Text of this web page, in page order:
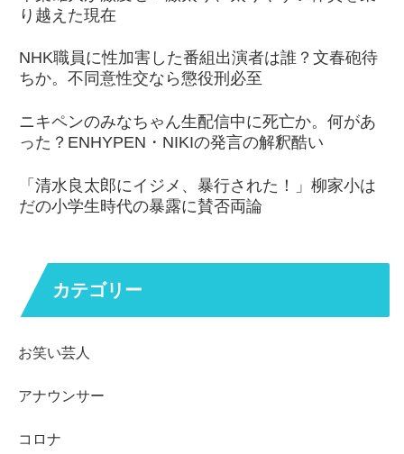
り越えた現在
NHK職員に性加害した番組出演者は誰？文春砲待
ちか。不同意性交なら懲役刑必至
ニキペンのみなちゃん生配信中に死亡か。何があ
った？ENHYPEN・NIKIの発言の解釈酷い
「清水良太郎にイジメ、暴行された！」柳家小は
だの小学生時代の暴露に賛否両論
カテゴリー
お笑い芸人
アナウンサー
コロナ